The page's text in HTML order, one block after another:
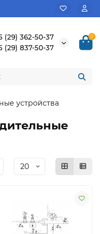
(29) 362-50-37
(29) 837-50-37
0
устройства